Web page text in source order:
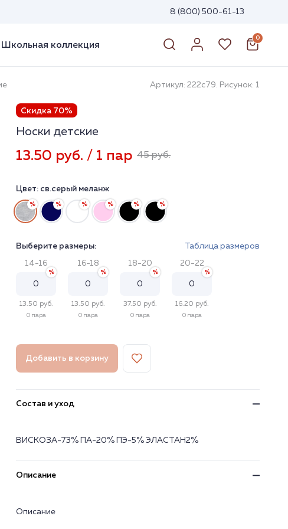
8 (800) 500-61-13
Школьная коллекция
0
Артикул: 222с79. Рисунок: 1
Скидка 70%
Носки детские
13.50 руб. / 1 пар 45 руб.
Цвет: св.серый меланж
Выберите размеры: Таблица размеров
14-16
13.50 руб.
0 пара
16-18
13.50 руб.
0 пара
18-20
37.50 руб.
0 пара
20-22
16.20 руб.
0 пара
Добавить в корзину
Состав и уход
ВИСКОЗА-73% ПА-20% ПЭ-5% ЭЛАСТАН2%
Описание
Описание